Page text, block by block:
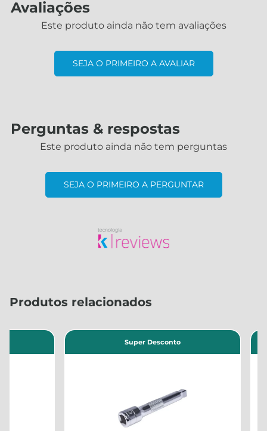
Avaliações
Este produto ainda não tem avaliações
SEJA O PRIMEIRO A AVALIAR
Perguntas & respostas
Este produto ainda não tem perguntas
SEJA O PRIMEIRO A PERGUNTAR
Produtos relacionados
Super Desconto